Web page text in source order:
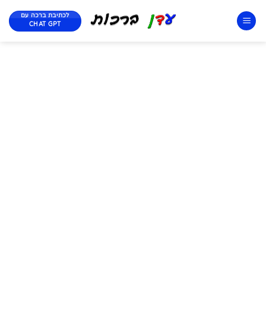
לכתיבת ברכה עם
CHAT GPT